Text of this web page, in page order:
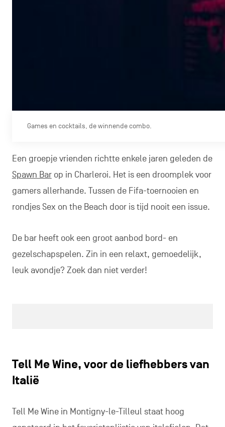
Games en cocktails, de winnende combo.
Een groepje vrienden richtte enkele jaren geleden de
Spawn Barop in Charleroi. Het is een droomplek voor
gamers allerhande. Tussen de Fifa-toernooien en
rondjes Sex on the Beach door is tijd nooit een issue.
De bar heeft ook een groot aanbod bord- en
gezelschapspelen. Zin in een relaxt, gemoedelijk,
leuk avondje? Zoek dan niet verder!
Tell Me Wine, voor de liefhebbers van
Italië
Tell Me Wine in Montigny-le-Tilleul staat hoog